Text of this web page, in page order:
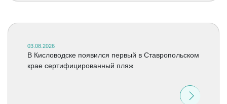
03.08.2026
В Кисловодске появился первый в Ставропольском
крае сертифицированный пляж